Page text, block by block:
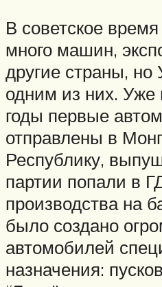
В советское
много машин,
другие страны,
одним из них. Уже
годы первые
отправлены в
Республику,
партии попали в
производства на
было создано
автомобилей
назначения: